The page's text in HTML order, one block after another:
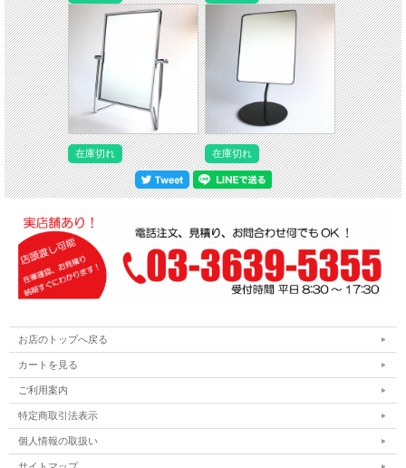
在庫切れ 在庫切れ
お店のトップへ戻る
カートを見る
ご利用案内
特定商取引法表示
個人情報の取扱い